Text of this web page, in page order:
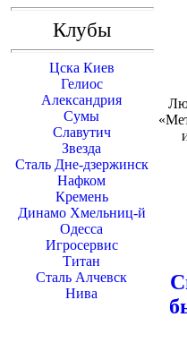
Клубы
Цска Киев
Гелиос
Александрия
Сумы
Славутич
Звезда
Сталь Дне-дзержинск
Нафком
Кремень
Динамо Хмельниц-й
Одесса
Игросервис
Титан
Сталь Алчевск
Нива